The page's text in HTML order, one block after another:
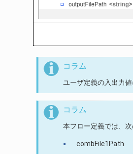
コラム
ユーザ定義の入出力
コラム
本フロー定義では、
combFile1Path